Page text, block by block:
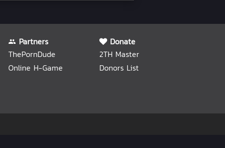
Partners
ThePornDude
Online H-Game
Donate
2TH Master
Donors List